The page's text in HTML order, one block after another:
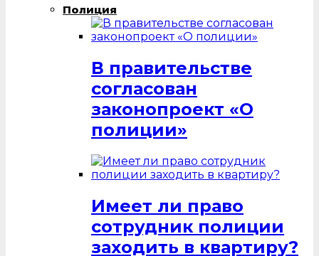
Полиция
В правительстве
согласован
законопроект «О
полиции»
Имеет ли право
сотрудник полиции
заходить в квартиру?